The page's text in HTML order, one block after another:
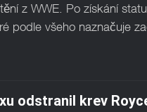
z WWE. Po získání
podle všeho naznačuje
odstranil krev